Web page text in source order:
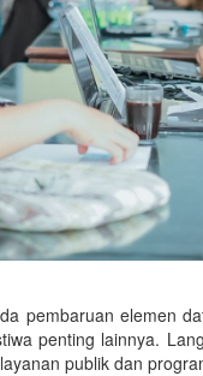
pembaruan elemen
penting lainnya.
publik dan